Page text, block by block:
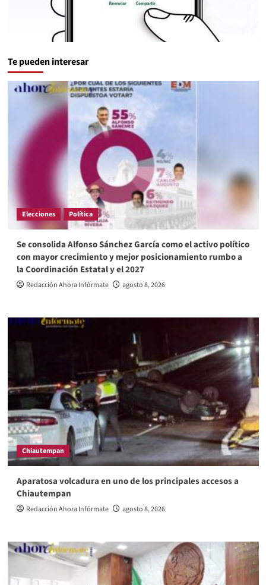
Te pueden interesar
Elecciones Política
Se consolida Alfonso Sánchez García como el activo político
con mayor crecimiento y mejor posicionamiento rumbo a
la Coordinación Estatal y el 2027
Redacción Ahora Infórmate agosto 8, 2026
Chiautempan
Aparatosa volcadura en uno de los principales accesos a
Chiautempan
Redacción Ahora Infórmate agosto 8, 2026